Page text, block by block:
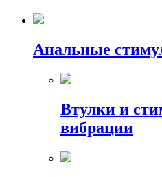
Анальные
Втулки и
вибрации